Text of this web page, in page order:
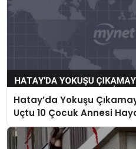
Hatay’da Yokuşu
Uçtu 10 Çocuk Annesi